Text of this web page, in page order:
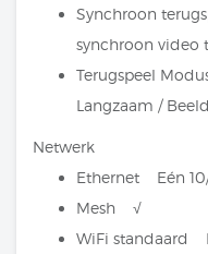
Synchroon
synchroon video
Terugspeel
Langzaam /
Netwerk
Ethernet Eén
Mesh √
WiFi standaard